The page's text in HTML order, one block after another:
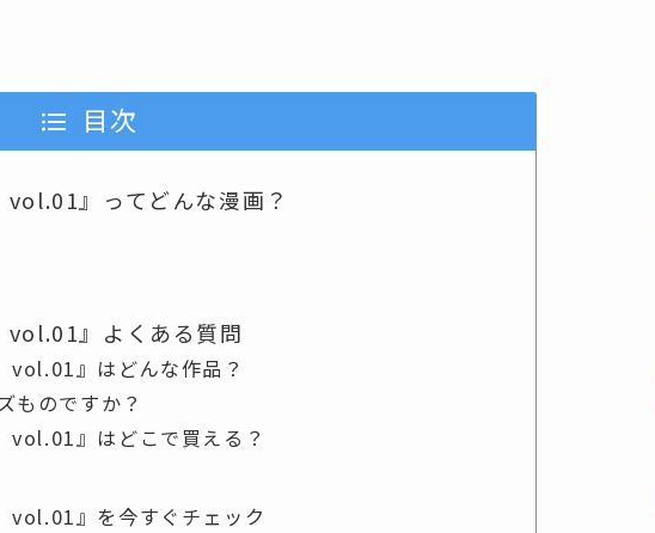
目次
vol.01』ってどんな漫画？
vol.01』よくある質問
vol.01』はどんな作品？
ものですか？
vol.01』はどこで買える？
vol.01』を今すぐチェック